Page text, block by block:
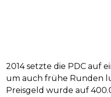
2014 setzte die PDC auf
um auch frühe Runden
Preisgeld wurde auf